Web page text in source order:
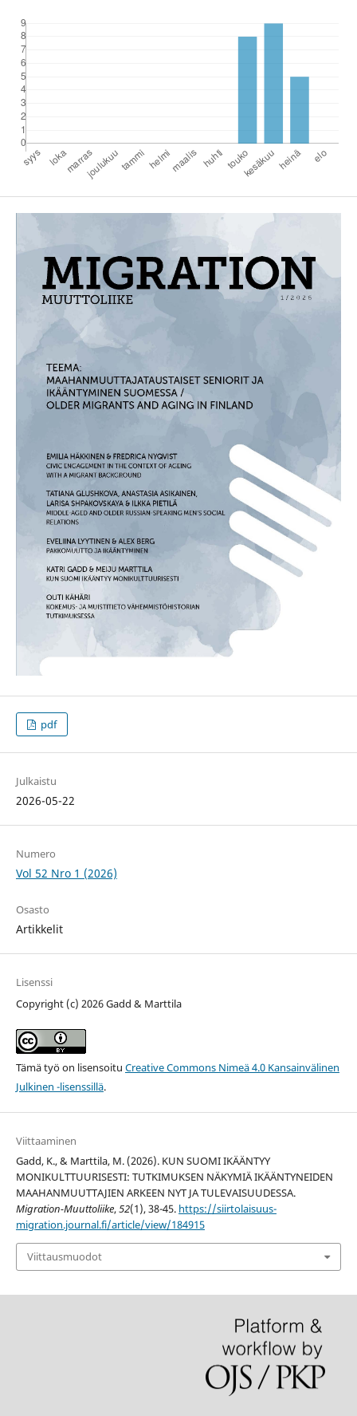
pdf
Julkaistu
2026-05-22
Numero
Vol 52 Nro 1 (2026)
Osasto
Artikkelit
Lisenssi
Copyright (c) 2026 Gadd & Marttila
Tämä työ on lisensoitu Creative Commons Nimeä 4.0 Kansainvälinen
Julkinen -lisenssillä.
Viittaaminen
Gadd, K., & Marttila, M. (2026). KUN SUOMI IKÄÄNTYY
MONIKULTTUURISESTI: TUTKIMUKSEN NÄKYMIÄ IKÄÄNTYNEIDEN
MAAHANMUUTTAJIEN ARKEEN NYT JA TULEVAISUUDESSA.
Migration-Muuttoliike,52(1), 38-45. https://siirtolaisuus-
migration.journal.fi/article/view/184915
Viittausmuodot